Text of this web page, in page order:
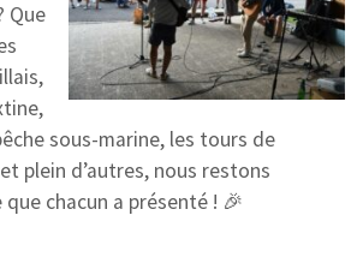
Que
sous-marine, les tours de
plein d’autres, nous restons
chacun a présenté ! 🎉